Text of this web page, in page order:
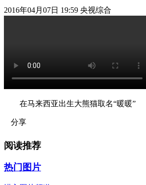
2016年04月07日 19:59 央视综合
在马来西亚出生大熊猫取名“暖暖”
分享
阅读推荐
热门图片